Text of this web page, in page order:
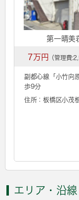
第一晴美
7万円 （管理費
副都心線「 小竹向
歩9分
住所：板橋区小茂
エリア・沿